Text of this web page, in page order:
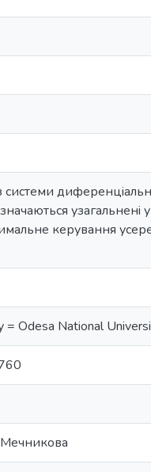
системи
керування
= Odesa National
Мечникова